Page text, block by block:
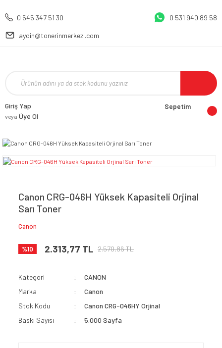
0 545 347 51 30 0 531 940 89 58
aydin@tonerinmerkezi.com
Giriş Yap
veya Üye Ol
Sepetim
Canon CRG-046H Yüksek Kapasiteli Orjinal
Sarı Toner
Canon
%10 2.313,77 TL 2.570,86 TL
Kategori
CANON
Marka
Canon
Stok Kodu
Canon CRG-046HY Orjinal
Baskı Sayısı
5.000 Sayfa